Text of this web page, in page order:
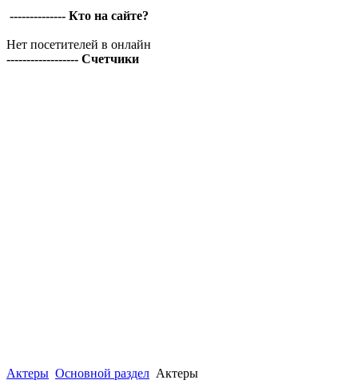
-------------- Кто на сайте?
Нет посетителей в онлайн
------------------ Счетчики
Актеры Основной раздел Актеры